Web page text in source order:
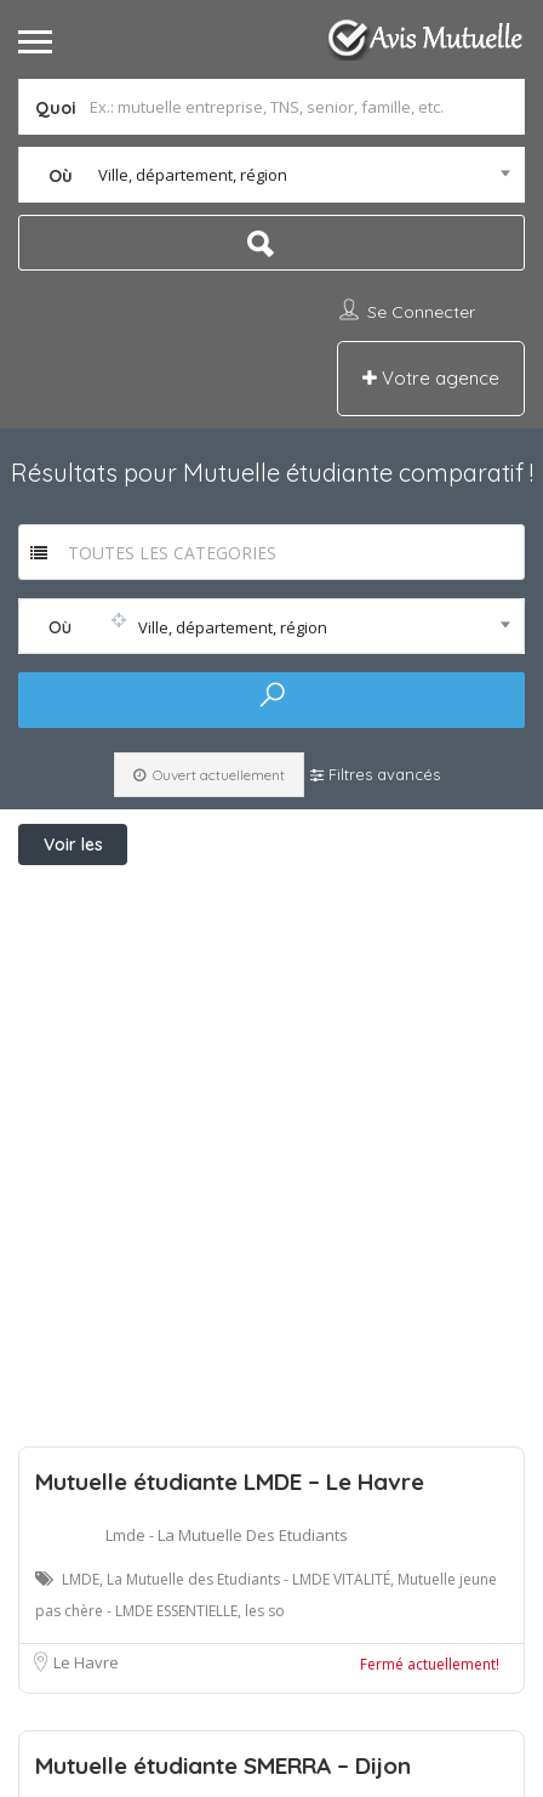
Quoi
Où Ville, département, région
Se Connecter
Votre agence
Résultats pour Mutuelle étudiante comparatif!
TOUTES LES CATEGORIES
Où Ville, département, région
Ouvert actuellement Filtres avancés
Voir les
Mutuelle étudiante LMDE – Le Havre
Lmde - La Mutuelle Des Etudiants
LMDE, La Mutuelle des Etudiants - LMDE VITALITÉ, Mutuelle jeune
pas chère - LMDE ESSENTIELLE, les so
Le Havre Fermé actuellement!
Mutuelle étudiante SMERRA – Dijon